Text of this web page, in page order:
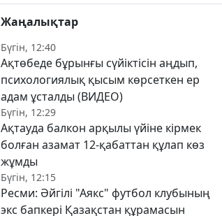
Жаңалықтар
Бүгін, 12:40
Ақтөбеде бұрынғы сүйіктісін аңдып,
психологиялық қысым көрсеткен ер
адам ұсталды (ВИДЕО)
Бүгін, 12:29
Ақтауда балкон арқылы үйіне кірмек
болған азамат 12-қабаттан құлап көз
жұмды
Бүгін, 12:15
Ресми: Әйгілі "Аякс" футбол клубының
экс бапкері Қазақстан құрамасын